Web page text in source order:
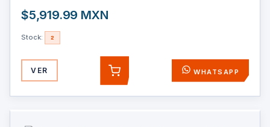
$5,919.99 MXN
Stock: 2
VER AGREGAR WHATSAPP